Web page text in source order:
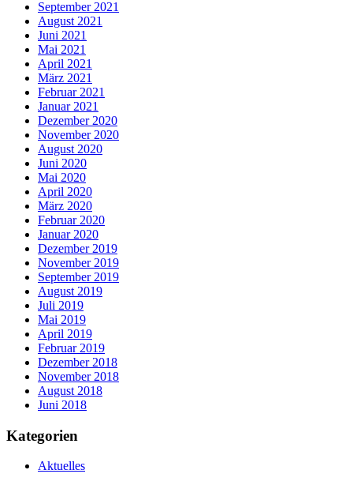
September 2021
August 2021
Juni 2021
Mai 2021
April 2021
März 2021
Februar 2021
Januar 2021
Dezember 2020
November 2020
August 2020
Juni 2020
Mai 2020
April 2020
März 2020
Februar 2020
Januar 2020
Dezember 2019
November 2019
September 2019
August 2019
Juli 2019
Mai 2019
April 2019
Februar 2019
Dezember 2018
November 2018
August 2018
Juni 2018
Kategorien
Aktuelles